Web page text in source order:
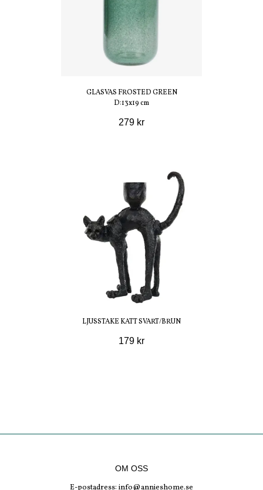
GLASVAS FROSTED GREEN
D:13x19 cm
279 kr
LJUSSTAKE KATT SVART/BRUN
179 kr
OM OSS
E-postadress: info@annieshome.se